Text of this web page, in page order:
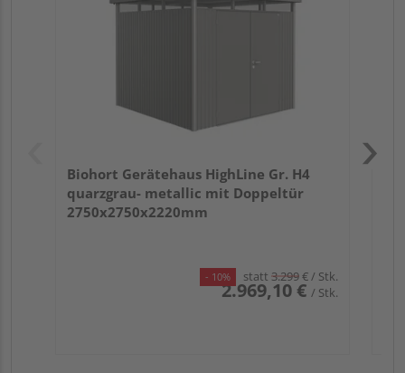
Biohort Gerätehaus HighLine Gr. H4
quarzgrau- metallic mit Doppeltür
2750x2750x2220mm
- 10% statt 3.299€/ Stk.
2.969,10 € / Stk.